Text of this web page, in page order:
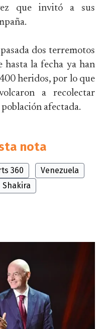
que invitó a sus
dos terremotos
la fecha ya han
heridos, por lo que
a recolectar
afectada.
nota
360
Venezuela
Shakira